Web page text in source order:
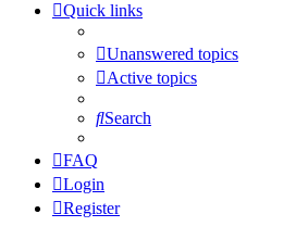
Quick links
Unanswered topics
Active topics
Search
FAQ
Login
Register